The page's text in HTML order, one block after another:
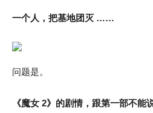
一个人，把基地团灭 ……
问题是。
《魔女 2》的剧情，跟第一部不能